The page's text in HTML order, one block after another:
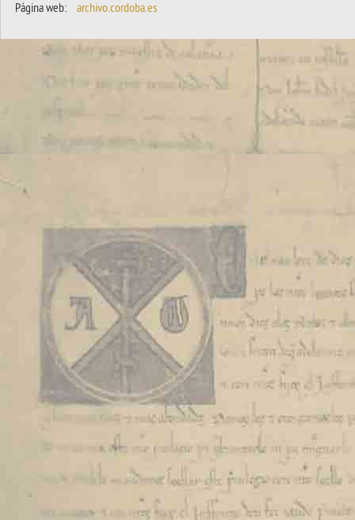
Página web:
archivo.cordoba.es